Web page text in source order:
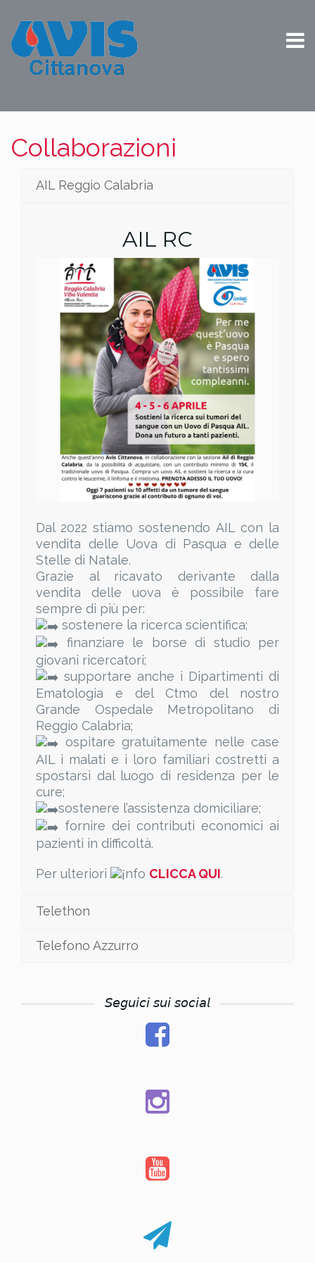
Collaborazioni
AIL Reggio Calabria
AIL RC
Dal 2022 stiamo sostenendo AIL con la
vendita delle Uova di Pasqua e delle
Stelle di Natale.
Grazie al ricavato derivante dalla
vendita delle uova è possibile fare
sempre di più per:
sostenere la ricerca scientifica;
finanziare le borse di studio per
giovani ricercatori;
supportare anche i Dipartimenti di
Ematologia e del Ctmo del nostro
Grande Ospedale Metropolitano di
Reggio Calabria;
ospitare gratuitamente nelle case
AIL i malati e i loro familiari costretti a
spostarsi dal luogo di residenza per le
cure;
sostenere l’assistenza domiciliare;
fornire dei contributi economici ai
pazienti in difficoltà.
Per ulteriori nfo CLICCA QUI.
Telethon
Telefono Azzurro
𝘚𝘦𝘨𝘶𝘪𝘤𝘪 𝘴𝘶𝘪 𝘴𝘰𝘤𝘪𝘢𝘭